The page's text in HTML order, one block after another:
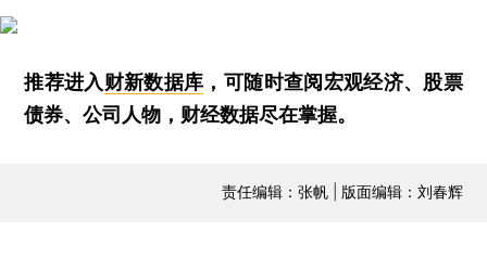
推荐进入财新数据库 ，可随时查阅宏观经济、股票
债券、公司人物，财经数据尽在掌握。
责任编辑：张帆 | 版面编辑：刘春辉